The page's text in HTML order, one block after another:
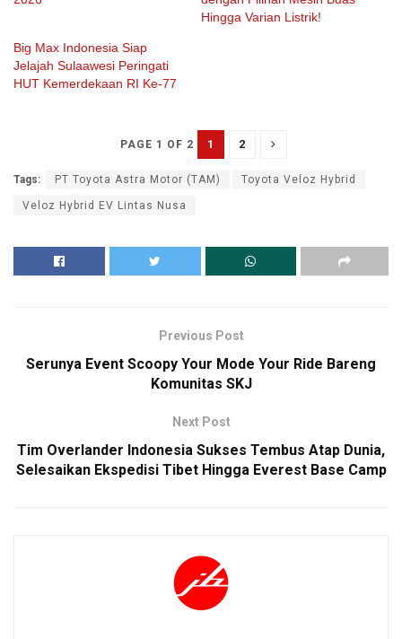
Hingga Varian Listrik!
Big Max Indonesia Siap
Jelajah Sulaawesi Peringati
HUT Kemerdekaan RI Ke-77
PAGE 1 OF 2 1 2
Tags: PT Toyota Astra Motor (TAM) Toyota Veloz Hybrid
Veloz Hybrid EV Lintas Nusa
Previous Post
Serunya Event Scoopy Your Mode Your Ride Bareng
Komunitas SKJ
Next Post
Tim Overlander Indonesia Sukses Tembus Atap Dunia,
Selesaikan Ekspedisi Tibet Hingga Everest Base Camp